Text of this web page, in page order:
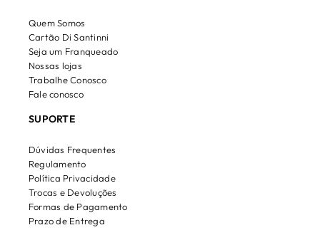
Quem Somos
Cartão Di Santinni
Seja um Franqueado
Nossas lojas
Trabalhe Conosco
Fale conosco
SUPORTE
Dúvidas Frequentes
Regulamento
Política Privacidade
Trocas e Devoluções
Formas de Pagamento
Prazo de Entrega